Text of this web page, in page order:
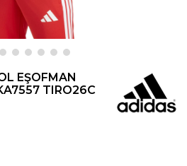
EŞOFMAN
TIRO26C